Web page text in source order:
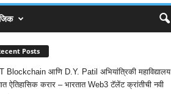
Posts
Blockchain आणि D.Y. Patil अभियांत्रिकी महाविद्यालय
ऐतिहासिक करार – भारतात Web3 टॅलेंट क्रांतीची नवी